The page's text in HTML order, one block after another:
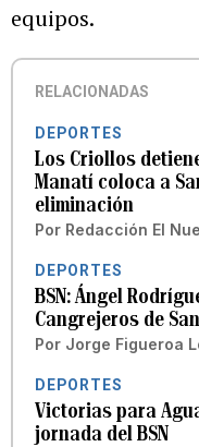
equipos.
RELACIONADAS
DEPORTES
Los Criollos
Manatí coloca a
eliminación
Por Redacción El
DEPORTES
BSN: Ángel
Cangrejeros de
Por Jorge Figueroa
DEPORTES
Victorias para
jornada del BSN